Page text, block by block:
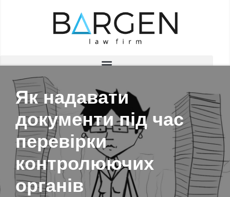
Як надавати
документи під час
перевірки
контролюючих
органів